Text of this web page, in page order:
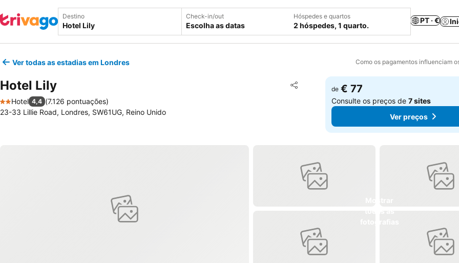
Destino Check-in/out
Escolha as datas
Hóspedes e quartos
2 hóspedes, 1 quarto.
PT · €
Ver todas as estadias em Londres Como os pagamentos influenciam
Hotel Lily Partilhar
Adicionar aos favoritos
2 Estrelas
Hotel 4,4 (7.126 pontuações)
23-33 Lillie Road, Londres, SW61UG, Reino Unido
de € 77
Consulte os preços de7 sites
Ver preços